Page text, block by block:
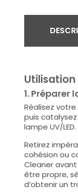
Utilisation
1. Préparer
Réalisez
puis
lampe UV/LED.
Retirez
cohésion ou
Cleaner
être propre,
d’obtenir un